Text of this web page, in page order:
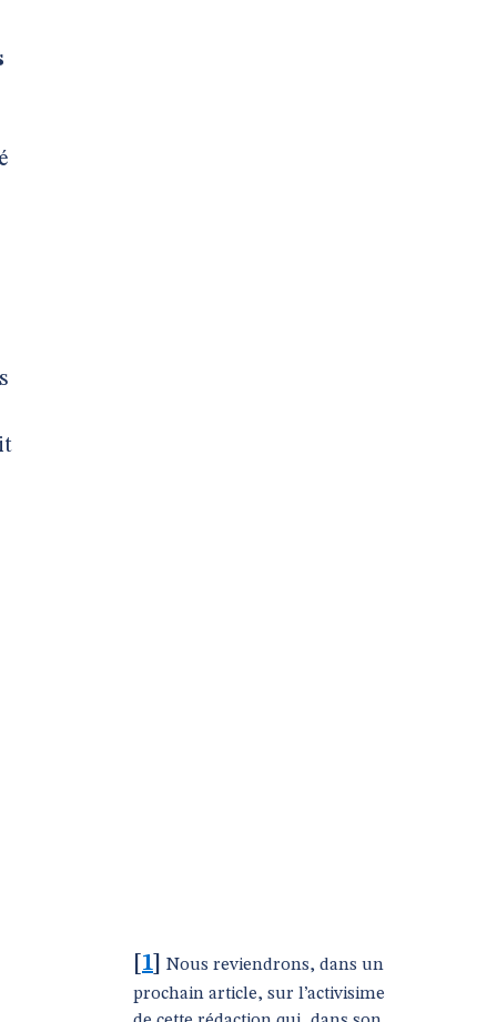
1
Nous reviendrons, dans un
prochain article, sur l’activisime